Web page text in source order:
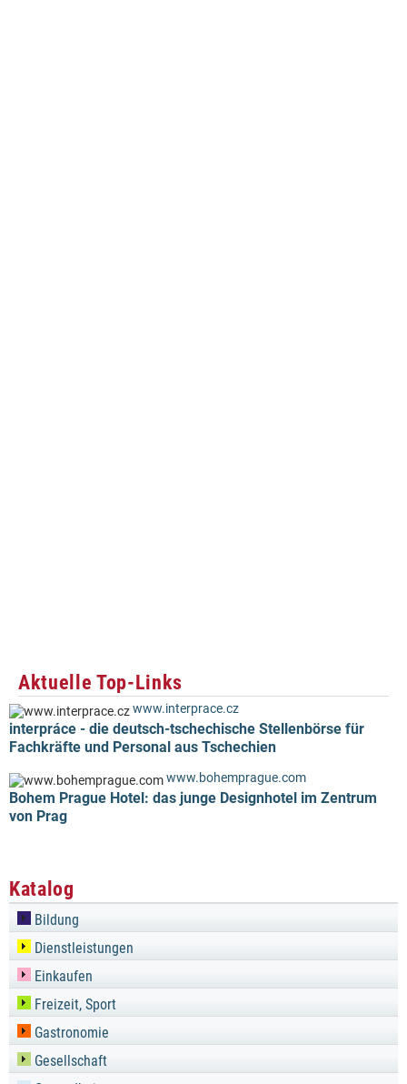
Aktuelle Top-Links
www.interprace.cz
interpráce - die deutsch-tschechische Stellenbörse für
Fachkräfte und Personal aus Tschechien
www.bohemprague.com
Bohem Prague Hotel: das junge Designhotel im Zentrum
von Prag
Katalog
Bildung
Dienstleistungen
Einkaufen
Freizeit, Sport
Gastronomie
Gesellschaft